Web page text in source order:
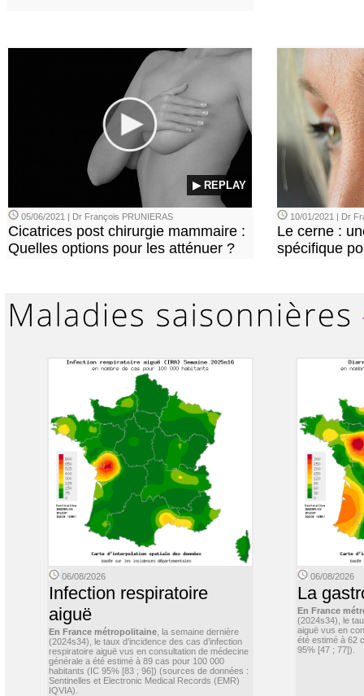
▶ REPLAY
05/06/2021 | Dr François PRUNIERAS
Cicatrices post chirurgie mammaire :
Quelles options pour les atténuer ?
10/01/2021 | Dr
Le cerne :
spécifique
06/08/2026
Infection respiratoire
aiguë
En France métropolitaine , la semaine dernière
(2024s34), le taux d’incidence des cas d’infection
respiratoire aiguë vus en consultation de médecine
générale a été estimé à 89 cas pour 100 000
habitants (IC 95% [83 ; 96]) (sources de données :
Sentinelles et Electronic Medical Records (EMR)
IQVIA).
06/08/2026
La
En France
(2024s34), le
aiguë vus en
été estimé à 62
95% [47 ; 77]).